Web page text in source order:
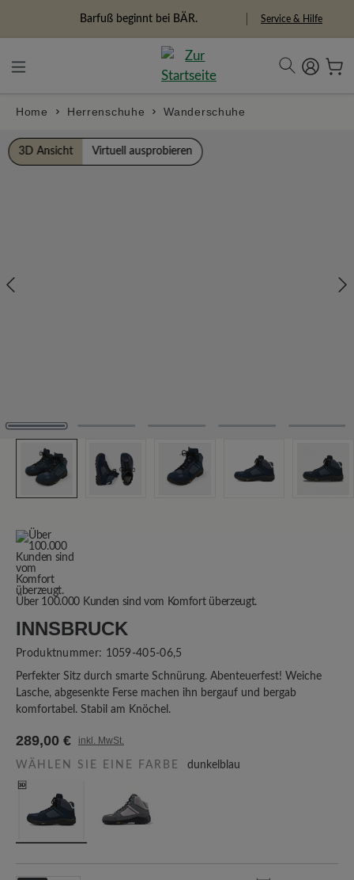
Freiheitspioniere Service & Hilfe
Home Herrenschuhe Wanderschuhe
Bildergalerie überspringen
3D Ansicht Virtuell ausprobieren
Über 100.000 Kunden sind vom Komfort überzeugt.
INNSBRUCK
Produktnummer: 1059-405-06,5
Perfekter Sitz durch smarte Schnürung. Abenteuerfest! Weiche
Lasche, abgesenkte Ferse machen ihn bergauf und bergab
komfortabel. Stabil am Knöchel.
289,00 € inkl. MwSt.
WÄHLEN SIE EINE FARBE dunkelblau